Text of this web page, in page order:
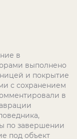
в
выполнено
и покрытие
с сохранением
в
по завершении
под объект